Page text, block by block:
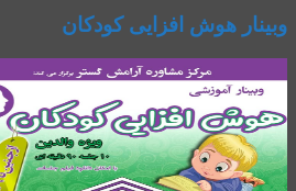
وبینار هوش افزایی کودکان